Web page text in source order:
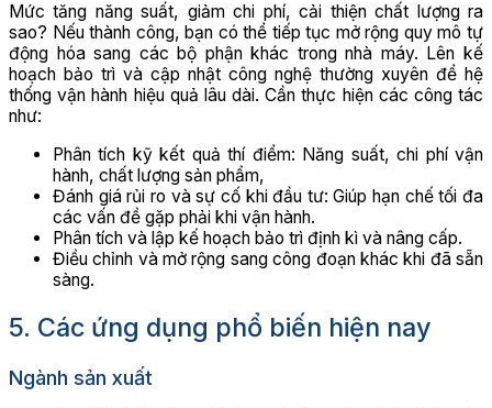
Mức tăng năng suất, giảm chi phí, cải thiện chất lượng ra
sao? Nếu thành công, bạn có thể tiếp tục mở rộng quy mô tự
động hóa sang các bộ phận khác trong nhà máy. Lên kế
hoạch bảo trì và cập nhật công nghệ thường xuyên để hệ
thống vận hành hiệu quả lâu dài. Cần thực hiện các công tác
như:
Phân tích kỹ kết quả thí điểm: Năng suất, chi phí vận
hành, chất lượng sản phẩm,
Đánh giá rủi ro và sự cố khi đầu tư: Giúp hạn chế tối đa
các vấn đề gặp phải khi vận hành.
Phân tích và lập kế hoạch bảo trì định kì và nâng cấp.
Điều chỉnh và mở rộng sang công đoạn khác khi đã sẵn
sàng.
5. Các ứng dụng phổ biến hiện nay
Ngành sản xuất